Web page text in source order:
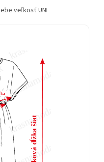
veľkosť UNI